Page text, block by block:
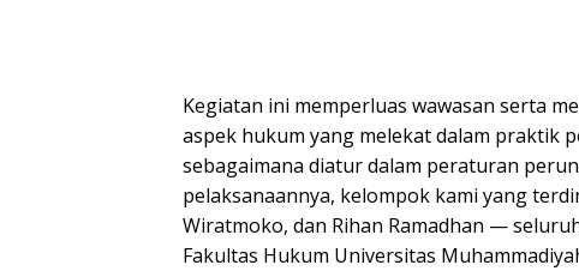
Kegiatan ini memperluas wawasan serta
aspek hukum yang melekat dalam praktik
sebagaimana diatur dalam peraturan
pelaksanaannya, kelompok kami yang
Wiratmoko, dan Rihan Ramadhan —
Fakultas Hukum Universitas